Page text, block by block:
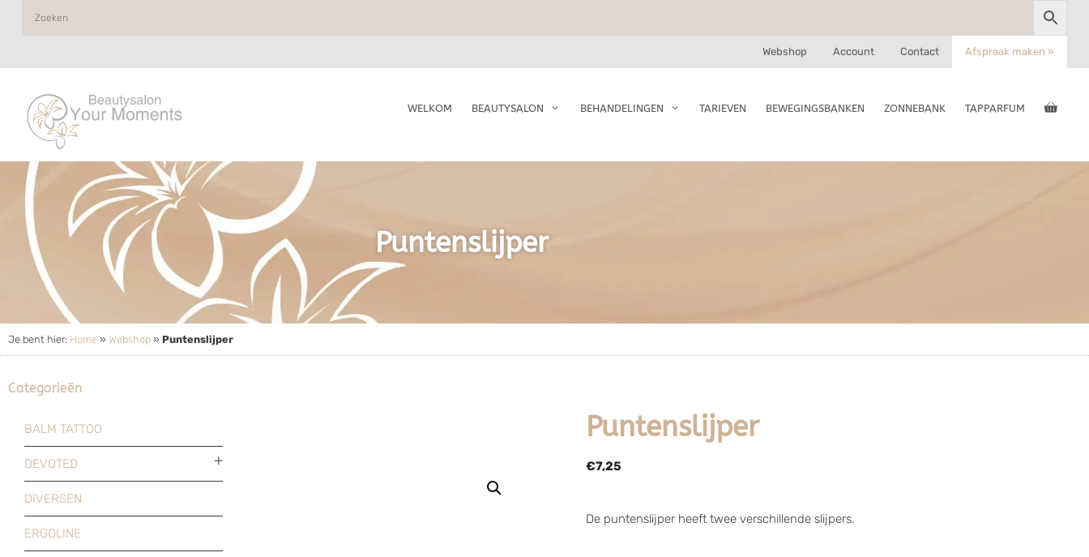
Webshop Account Contact Afspraak maken »
WELKOM BEAUTYSALON BEHANDELINGEN TARIEVEN BEWEGINGSBANKEN ZONNEBANK TAPPARFUM
Puntenslijper
Je bent hier: Home » Webshop » Puntenslijper
Categorieën
BALM TATTOO
DEVOTED
DIVERSEN
ERGOLINE
Puntenslijper
€7,25
De puntenslijper heeft twee verschillende slijpers.